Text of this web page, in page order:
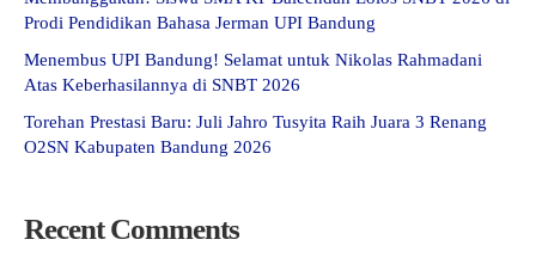
Prodi Pendidikan Bahasa Jerman UPI Bandung
Menembus UPI Bandung! Selamat untuk Nikolas Rahmadani
Atas Keberhasilannya di SNBT 2026
Torehan Prestasi Baru: Juli Jahro Tusyita Raih Juara 3 Renang
O2SN Kabupaten Bandung 2026
Recent Comments